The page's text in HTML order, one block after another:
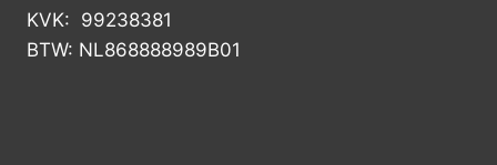
KVK: 99238381
BTW: NL868888989B01